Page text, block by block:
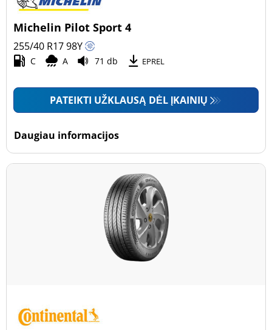
Michelin Pilot Sport 4
255/40 R1798Y
C A 71 db EPREL
PATEIKTI UŽKLAUSĄ DĖL ĮKAINIŲ
Daugiau informacijos